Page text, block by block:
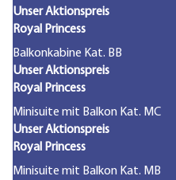
Unser Aktionspreis
Royal Princess
Balkonkabine Kat. BB
Unser Aktionspreis
Royal Princess
Minisuite mit Balkon Kat. MC
Unser Aktionspreis
Royal Princess
Minisuite mit Balkon Kat. MB